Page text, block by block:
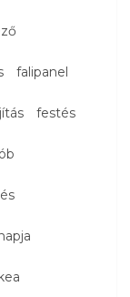
falipanel
festés
Ikea